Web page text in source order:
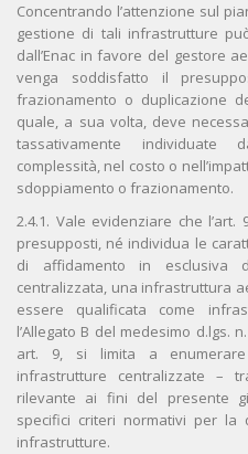
Concentrando l’attenzione sul
gestione di tali infrastrutture
dall’Enac in favore del gestore
venga soddisfatto il
frazionamento o duplicazione
quale, a sua volta, deve
tassativamente individuate
complessità, nel costo o
sdoppiamento o frazionamento.
2.4.1. Vale evidenziare che
presupposti, né individua le
di affidamento in esclusiva
centralizzata, una infrastruttura
essere qualificata come
l’Allegato B del medesimo d.lgs.
art. 9, si limita a
infrastrutture centralizzate –
rilevante ai fini del presente
specifici criteri normativi per la
infrastrutture.